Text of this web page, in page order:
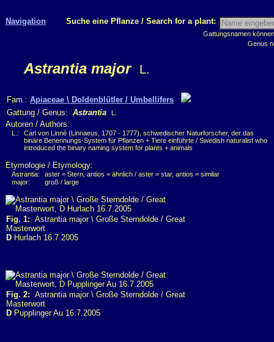
Navigation Suche eine Pflanze / Search for a plant:
Gattungsnamen
Genus
Astrantia major L.
Fam.: Apiaceae \ Doldenblütler / Umbellifers
Gattung / Genus: Astrantia L.
Autoren / Authors:
L.:
Carl von Linné (Linnaeus, 1707 - 1777), schwedischer Naturforscher, der das
binäre Benennungs-System für Pflanzen + Tiere einführte / Swedish naturalist who
introduced the binary naming system for plants + animals
Etymologie / Etymology:
Astrantia:
aster = Stern, antios = ähnlich / aster = star, antios = similar
major:
groß / large
Fig. 1: Astrantia major \ Große Sterndolde / Great
Masterwort
D Hurlach 16.7.2005
Fig. 2: Astrantia major \ Große Sterndolde / Great
Masterwort
D Pupplinger Au 16.7.2005